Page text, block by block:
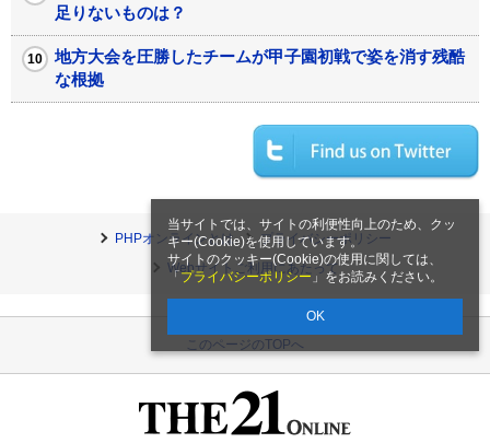
当サイトでは、サイトの利便性向上のため、クッ
キー(Cookie)を使用しています。
サイトのクッキー(Cookie)の使用に関しては、
「 プライバシーポリシー 」をお読みください。
OK
足りないものは？
地方大会を圧勝したチームが甲子園初戦で姿を消す残酷
な根拠
PHPオンラインとは
プライバシーポリシー
Webサイトご利用にあたって
このページのTOPへ